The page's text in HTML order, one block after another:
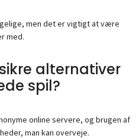
men det er vigtigt at være
med.
alternativer
spil?
online servere, og brugen af
man kan overveje.